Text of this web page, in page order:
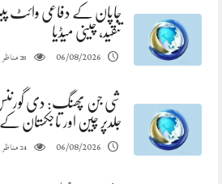
جاپان کے دفاعی وائٹ
تنقید، چینی میڈیا
06/08/2026
28مناظر
شی جن پھنگ: دی گورننس
جلدپر چین اور تاجکستان
06/08/2026
24مناظر